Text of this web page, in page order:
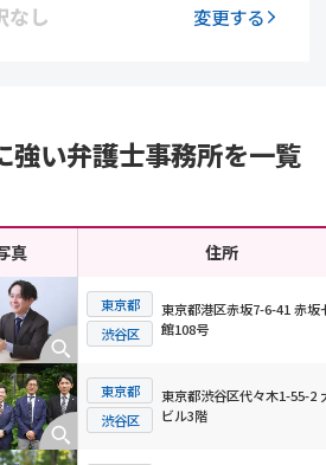
離婚の相談先
その他の男女問題
なし 変更する
強い弁護士事務所を一覧
真 住所
東京都
渋谷区
東京都港区赤坂7-6-41 赤坂
館108号
東京都
渋谷区
東京都渋谷区代々木1-55-2
ビル3階